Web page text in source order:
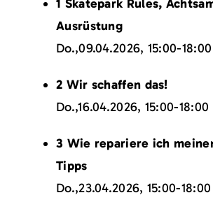
1 Skatepark Rules,
Ausrüstung
Do.,09.04.2026, 15:00-18:00
2 Wir schaffen das!
Do.,16.04.2026, 15:00-18:00
3 Wie repariere ich
Tipps
Do.,23.04.2026, 15:00-18:00